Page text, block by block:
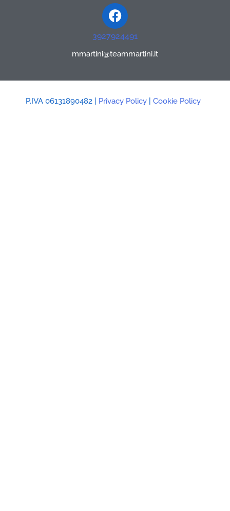
Facebook
3927924491
mmartini@teammartini.it
P.IVA 06131890482 | Privacy Policy| Cookie Policy